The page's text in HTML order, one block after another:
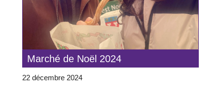
Marché de Noël 2024
22 décembre 2024